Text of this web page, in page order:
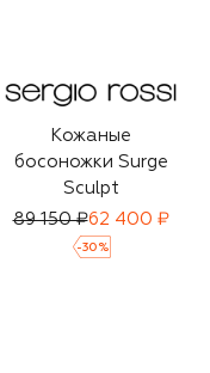
Кожаные
босоножки Surge
Sculpt
89 150 ₽62 400 ₽
-30 %